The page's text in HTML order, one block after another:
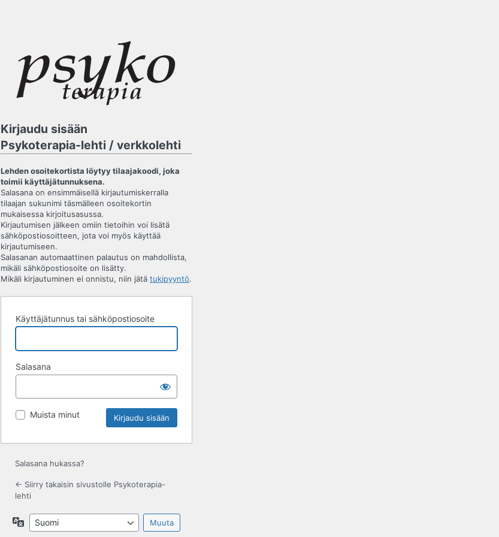
Kirjaudu sisään
Psykoterapia-lehti / verkkolehti
Lehden osoitekortista löytyy tilaajakoodi, joka
toimii käyttäjätunnuksena.
Salasana on ensimmäisellä kirjautumiskerralla
tilaajan sukunimi täsmälleen osoitekortin
mukaisessa kirjoitusasussa.
Kirjautumisen jälkeen omiin tietoihin voi lisätä
sähköpostiosoitteen, jota voi myös käyttää
kirjautumiseen.
Salasanan automaattinen palautus on mahdollista,
mikäli sähköpostiosoite on lisätty.
Mikäli kirjautuminen ei onnistu, niin jätä tukipyyntö.
Käyttäjätunnus tai sähköpostiosoite
Salasana
Muista minut
Salasana hukassa?
← Siirry takaisin sivustolle Psykoterapia-
lehti
Kieli